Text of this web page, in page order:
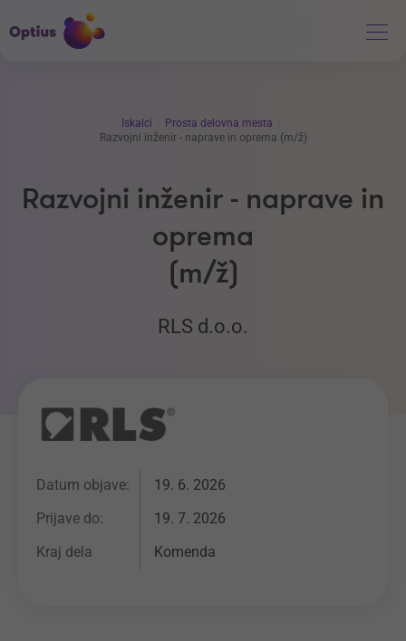
Iskalci
Prosta delovna mesta
Razvojni inženir - naprave in oprema (m/ž)
Razvojni inženir - naprave in
oprema
(m/ž)
RLS d.o.o.
Datum objave:
19. 6. 2026
Prijave do:
19. 7. 2026
Kraj dela
Komenda